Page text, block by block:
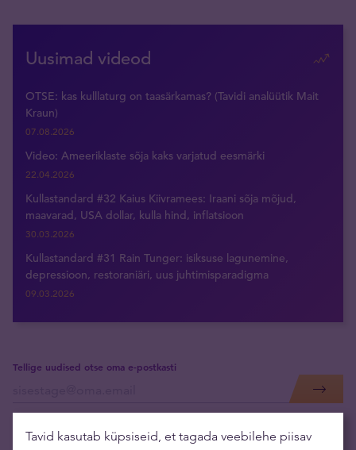
Uusimad videod
OTSE: kas kulllaturg on taasärkamas? (Tavidi analüütik Mait
Kraun)
07.08.2026
Video: Ameeriklaste sõja kaks varjatud eesmärki
22.04.2026
Kullastandard #32 Kaius Kiivramees: Iraani sõja mõjud,
maavarad, USA dollar, kulla hind, inflatsioon
30.03.2026
Kullastandard #31 Rain Tunger: isiksuse lagunemine,
depressioon, restoraniäri, uus juhtimisparadigma
09.03.2026
Tellige uudised otse oma e-postkasti
Tavid kasutab küpsiseid, et tagada veebilehe piisav